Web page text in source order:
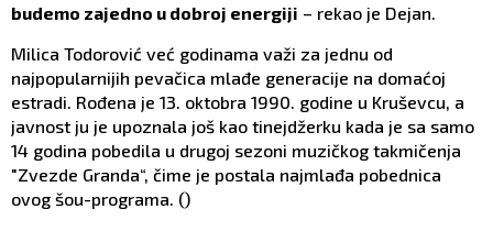
budemo zajedno u dobroj energiji – rekao je Dejan.
Milica Todorović već godinama važi za jednu od
najpopularnijih pevačica mlađe generacije na domaćoj
estradi. Rođena je 13. oktobra 1990. godine u Kruševcu, a
javnost ju je upoznala još kao tinejdžerku kada je sa samo
14 godina pobedila u drugoj sezoni muzičkog takmičenja
"Zvezde Granda“, čime je postala najmlađa pobednica
ovog šou-programa. ()